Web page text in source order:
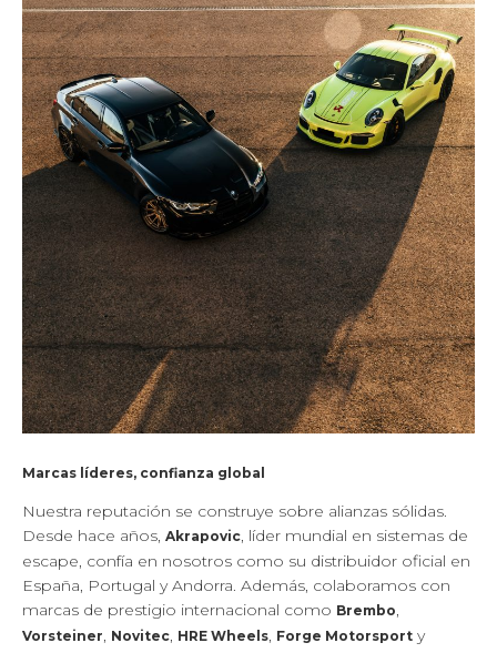
Marcas líderes, confianza global
Nuestra reputación se construye sobre alianzas sólidas.
Desde hace años, Akrapovic, líder mundial en sistemas de
escape, confía en nosotros como su distribuidor oficial en
España, Portugal y Andorra. Además, colaboramos con
marcas de prestigio internacional como Brembo,
Vorsteiner, Novitec, HRE Wheels, Forge Motorsport y